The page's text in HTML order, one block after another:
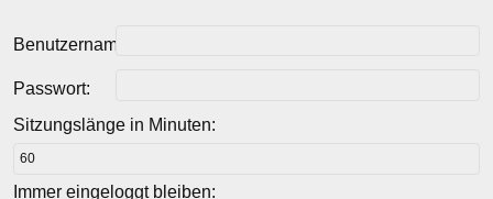
Benutzername:
Passwort:
Sitzungslänge in Minuten:
Immer eingeloggt bleiben: